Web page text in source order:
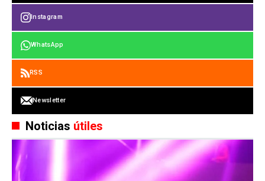
Instagram
WhatsApp
RSS
Newsletter
Noticias útiles